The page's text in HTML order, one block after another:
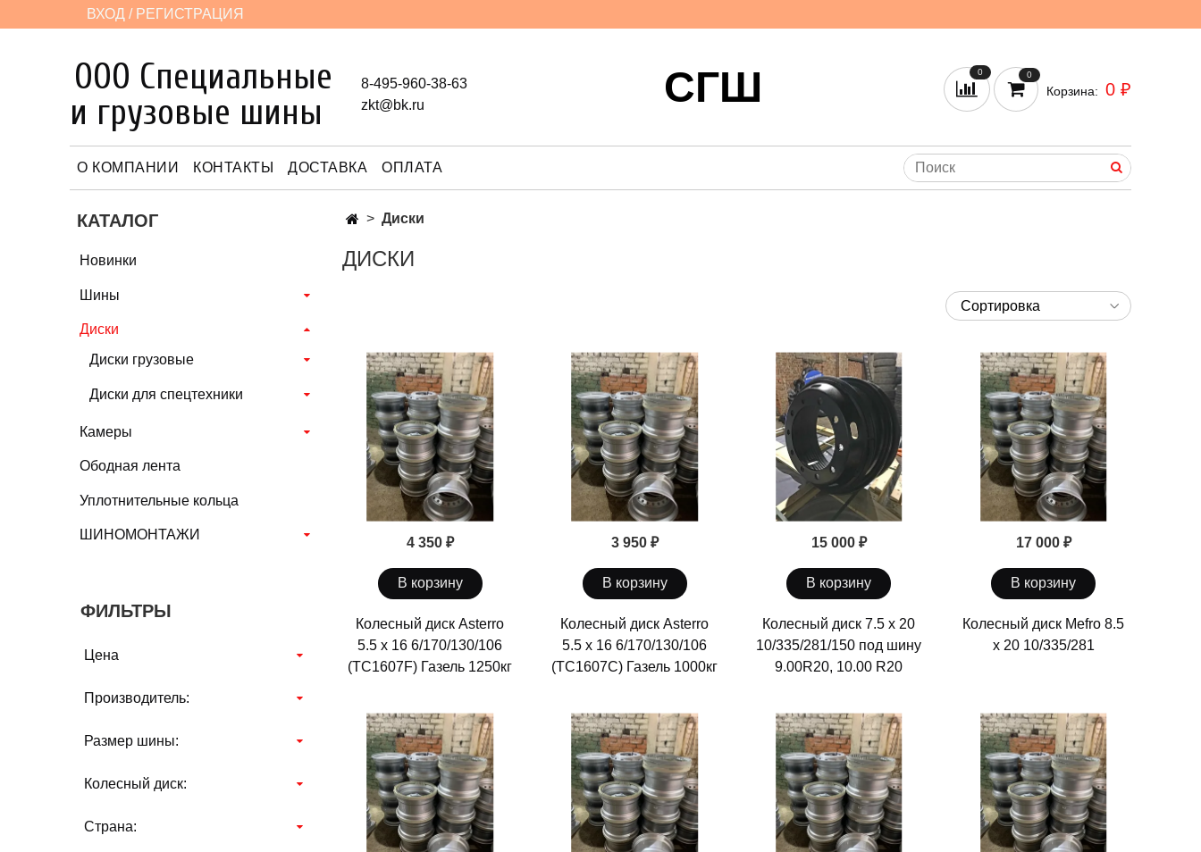
ВХОД / РЕГИСТРАЦИЯ
ООО Специальные
и грузовые шины
8-495-960-38-63
zkt@bk.ru
СГШ 0 0
Корзина: 0 ₽
О КОМПАНИИ КОНТАКТЫ ДОСТАВКА ОПЛАТА
Диски
ДИСКИ
4 350 ₽
В корзину
Колесный диск Asterro
5.5 х 16 6/170/130/106
(ТС1607F) Газель 1250кг
3 950 ₽
В корзину
Колесный диск Asterro
5.5 х 16 6/170/130/106
(ТС1607С) Газель 1000кг
15 000 ₽
В корзину
Колесный диск 7.5 х 20
10/335/281/150 под шину
9.00R20, 10.00 R20
17 000 ₽
В корзину
Колесный диск Mefro 8.5
х 20 10/335/281
КАТАЛОГ
Новинки
Шины
Диски
Диски грузовые
Диски для спецтехники
Камеры
Ободная лента
Уплотнительные кольца
ШИНОМОНТАЖИ
ФИЛЬТРЫ
Цена
Производитель:
Размер шины:
Колесный диск:
Страна: